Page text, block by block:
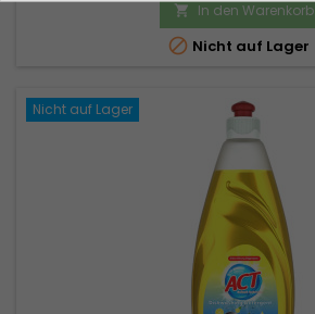
 In den Warenkorb
 Nicht auf Lager
Nicht auf Lager